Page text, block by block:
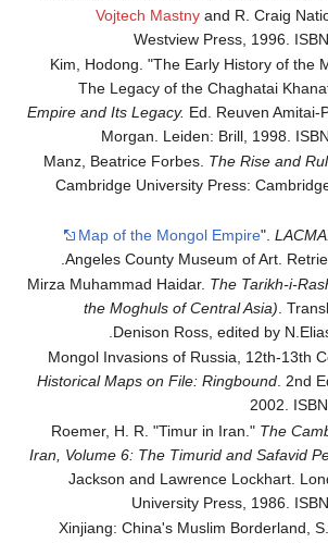
Vojtech Mastnyand R. Craig
Westview Press, 1996.
Kim, Hodong. "The Early History of the
The Legacy of the Chaghatai
Empire and Its Legacy. Ed. Reuven Amitai-
Morgan. Leiden: Brill, 1998.
Manz, Beatrice Forbes. The Rise and
Cambridge University Press:
Map of the Mongol Empire".
Angeles County Museum of Art.
Mirza Muhammad Haidar. The Tarikh-i-
the Moghuls of Central Asia) .
Denison Ross, edited by
Historical Maps on File: Ringbound. 2nd
2002.
Roemer, H. R. "Timur in Iran." The
Iran, Volume 6: The Timurid and Safavid
Jackson and Lawrence Lockhart.
University Press, 1986.
Xinjiang: China's Muslim Borderland,